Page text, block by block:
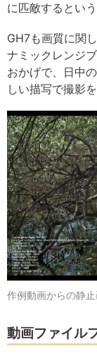
に匹敵するとい
GH7も画質に関
ナミックレンジ
おかげで、日中
しい描写で撮影
作例動画からの静
動画ファイル